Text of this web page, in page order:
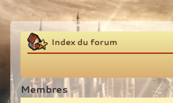
Index du forum
Membres